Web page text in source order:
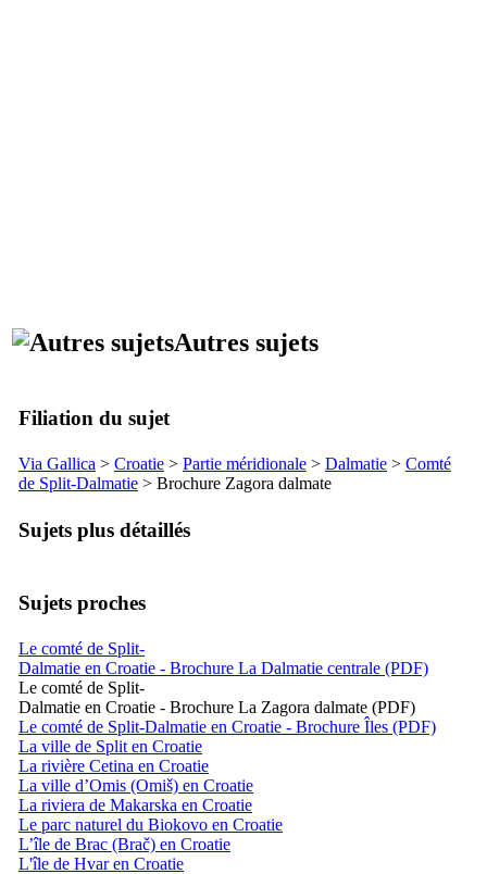
Autres sujets
Filiation du sujet
Via Gallica > Croatie > Partie méridionale > Dalmatie > Comté
de Split-Dalmatie > Brochure Zagora dalmate
Sujets plus détaillés
Sujets proches
Le comté de Split-
Dalmatie en Croatie - Brochure La Dalmatie centrale (PDF)
Le comté de Split-
Dalmatie en Croatie - Brochure La Zagora dalmate (PDF)
Le comté de Split-Dalmatie en Croatie - Brochure Îles (PDF)
La ville de Split en Croatie
La rivière Cetina en Croatie
La ville d’Omis (Omiš) en Croatie
La riviera de Makarska en Croatie
Le parc naturel du Biokovo en Croatie
L’île de Brac (Brač) en Croatie
L'île de Hvar en Croatie